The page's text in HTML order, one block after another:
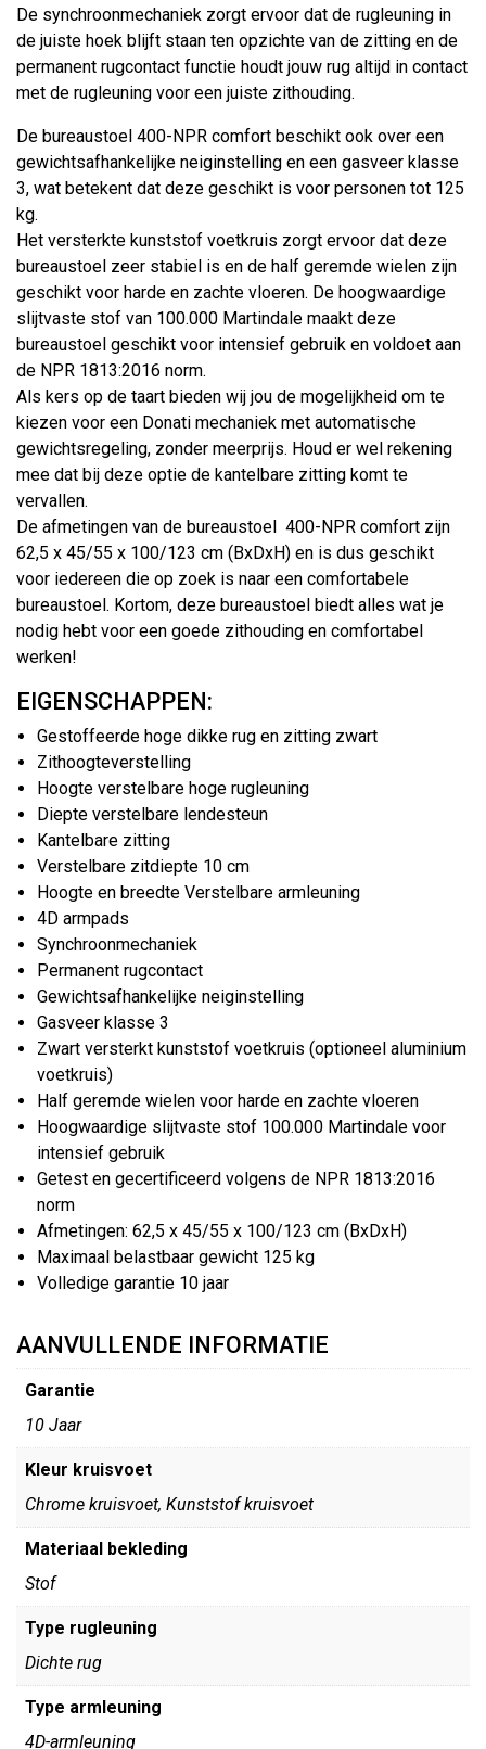
De synchroonmechaniek zorgt ervoor dat de rugleuning in
de juiste hoek blijft staan ten opzichte van de zitting en de
permanent rugcontact functie houdt jouw rug altijd in contact
met de rugleuning voor een juiste zithouding.
De bureaustoel 400-NPR comfort beschikt ook over een
gewichtsafhankelijke neiginstelling en een gasveer klasse
3, wat betekent dat deze geschikt is voor personen tot 125
kg.
Het versterkte kunststof voetkruis zorgt ervoor dat deze
bureaustoel zeer stabiel is en de half geremde wielen zijn
geschikt voor harde en zachte vloeren. De hoogwaardige
slijtvaste stof van 100.000 Martindale maakt deze
bureaustoel geschikt voor intensief gebruik en voldoet aan
de NPR 1813:2016 norm.
Als kers op de taart bieden wij jou de mogelijkheid om te
kiezen voor een Donati mechaniek met automatische
gewichtsregeling, zonder meerprijs. Houd er wel rekening
mee dat bij deze optie de kantelbare zitting komt te
vervallen.
De afmetingen van de bureaustoel 400-NPR comfort zijn
62,5 x 45/55 x 100/123 cm (BxDxH) en is dus geschikt
voor iedereen die op zoek is naar een comfortabele
bureaustoel. Kortom, deze bureaustoel biedt alles wat je
nodig hebt voor een goede zithouding en comfortabel
werken!
EIGENSCHAPPEN:
Gestoffeerde hoge dikke rug en zitting zwart
Zithoogteverstelling
Hoogte verstelbare hoge rugleuning
Diepte verstelbare lendesteun
Kantelbare zitting
Verstelbare zitdiepte 10 cm
Hoogte en breedte Verstelbare armleuning
4D armpads
Synchroonmechaniek
Permanent rugcontact
Gewichtsafhankelijke neiginstelling
Gasveer klasse 3
Zwart versterkt kunststof voetkruis (optioneel aluminium
voetkruis)
Half geremde wielen voor harde en zachte vloeren
Hoogwaardige slijtvaste stof 100.000 Martindale voor
intensief gebruik
Getest en gecertificeerd volgens de NPR 1813:2016
norm
Afmetingen: 62,5 x 45/55 x 100/123 cm (BxDxH)
Maximaal belastbaar gewicht 125 kg
Volledige garantie 10 jaar
AANVULLENDE INFORMATIE
Garantie
10 Jaar
Kleur kruisvoet
Chrome kruisvoet, Kunststof kruisvoet
Materiaal bekleding
Stof
Type rugleuning
Dichte rug
Type armleuning
4D-armleuning